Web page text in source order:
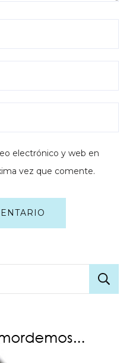
electrónico y web en
vez que comente.